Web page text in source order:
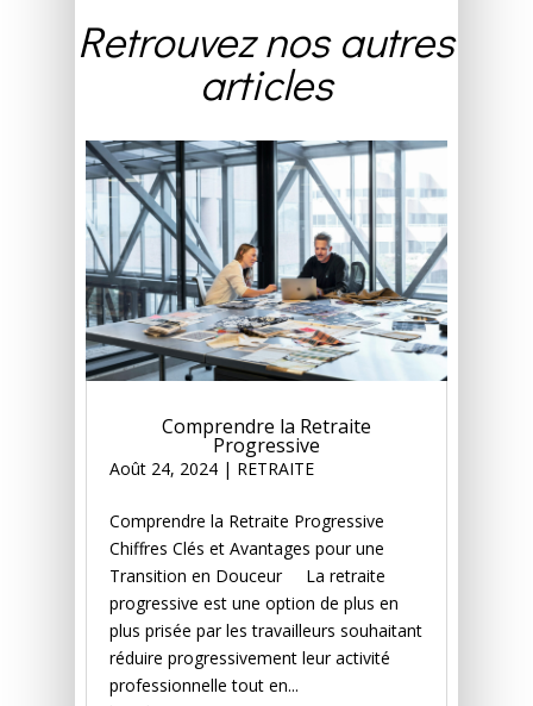
Retrouvez nos autres
articles
Comprendre la Retraite
Progressive
Août 24, 2024 | RETRAITE
Comprendre la Retraite Progressive
Chiffres Clés et Avantages pour une
Transition en Douceur La retraite
progressive est une option de plus en
plus prisée par les travailleurs souhaitant
réduire progressivement leur activité
professionnelle tout en...